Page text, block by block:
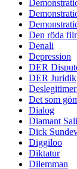
Den röda
Denali
Depression
DER
DER Juridik
Det som
Dialog
Diamant
Dick
Diggiloo
Diktatur
Dilemman